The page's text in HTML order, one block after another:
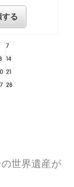
する
世界遺産が